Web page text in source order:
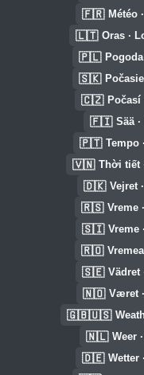
🇫🇷 Météo
🇱🇹 Oras ·
🇵🇱
🇸🇰
🇨🇿
🇫🇮 Sää
🇵🇹 Tempo
🇻🇳 Thời tiết
🇩🇰 Vejret
🇷🇸 Vreme
🇸🇮 Vreme
🇷🇴
🇸🇪 Vädret
🇳🇴 Været
🇬🇧🇺🇸
🇳🇱 Weer
🇩🇪 Wetter